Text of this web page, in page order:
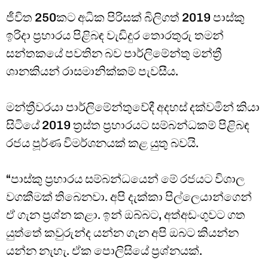
ජීවිත 250කට අධික පිරිසක් බිලිගත් 2019 පාස්කු
ඉරිදා ප්‍රහාරය පිළිබඳ වැඩිදුර තොරතුරු තමන්
සන්තකයේ පවතින බව පාර්ලිමේන්තු මන්ත්‍රී
ශානකියන් රාසමානික්කම් පැවසීය.
මන්ත්‍රීවරයා පාර්ලිමේන්තුවේදී අදහස් දක්වමින් කියා
සිටියේ 2019 ත්‍රස්ත ප්‍රහාරයට සම්බන්ධකම් පිළිබඳ
රජය පූර්ණ විමර්ශනයක් කළ යුතු බවයි.
“පාස්කු ප්‍රහාරය සම්බන්ධයෙන් මේ රජයට විශාල
වගකීමක් තිබෙනවා. අපි දැක්කා පිල්ලෙයාන්ගෙන්
ඒ ගැන ප්‍රශ්න කළා. ඉන් ඔබ්බට, අත්අඩංගුවට ගත
යුත්තේ කවුරුන්ද යන්න ගැන අපි ඔබට කියන්න
යන්න නැහැ. ඒක පොලිසියේ ප්‍රශ්නයක්.